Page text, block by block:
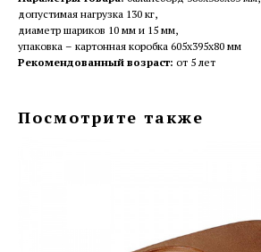
допустимая нагрузка 130 кг,
диаметр шариков 10 мм и 15 мм,
упаковка – картонная коробка 605х395х80 мм
Рекомендованный возраст: от 5 лет
Посмотрите также